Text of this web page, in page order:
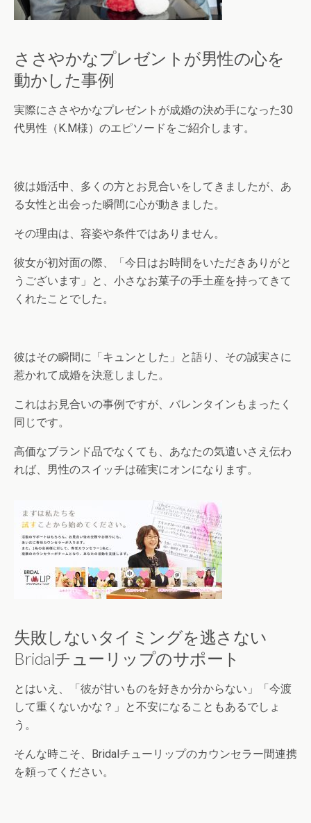
ささやかなプレゼントが男性の心を
動かした事例
実際にささやかなプレゼントが成婚の決め手になった30
代男性（K.M様）のエピソードをご紹介します。
彼は婚活中、多くの方とお見合いをしてきましたが、あ
る女性と出会った瞬間に心が動きました。
その理由は、容姿や条件ではありません。
彼女が初対面の際、「今日はお時間をいただきありがと
うございます」と、小さなお菓子の手土産を持ってきて
くれたことでした。
彼はその瞬間に「キュンとした」と語り、その誠実さに
惹かれて成婚を決意しました。
これはお見合いの事例ですが、バレンタインもまったく
同じです。
高価なブランド品でなくても、あなたの気遣いさえ伝わ
れば、男性のスイッチは確実にオンになります。
失敗しないタイミングを逃さない
Bridalチューリップのサポート
とはいえ、「彼が甘いものを好きか分からない」「今渡
して重くないかな？」と不安になることもあるでしょ
う。
そんな時こそ、Bridalチューリップのカウンセラー間連携
を頼ってください。